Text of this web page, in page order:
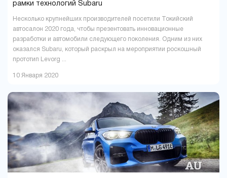
рамки технологий Subaru
Несколько крупнейших производителей посетили Токийский
автосалон 2020 года, чтобы презентовать инновационные
разработки и автомобили следующего поколения. Одним из них
оказался Subaru, который раскрыл на мероприятии роскошный
прототип Levorg ...
10 Января 2020